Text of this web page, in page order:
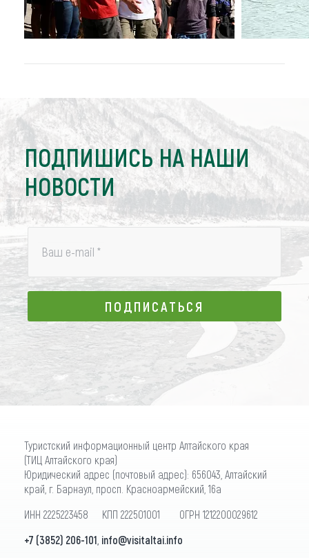
ПОДПИШИСЬ НА НАШИ
НОВОСТИ
Ваш e-mail *
ПОДПИСАТЬСЯ
ПОДПИСАТЬСЯ
Туристский информационный центр Алтайского края
(ТИЦ Алтайского края)
Юридический адрес (почтовый адрес): 656043, Алтайский
край, г. Барнаул, просп. Красноармейский, 16а
ИНН 2225223458 КПП 222501001 ОГРН 1212200029612
+7 (3852) 206-101 info@visitaltai.info